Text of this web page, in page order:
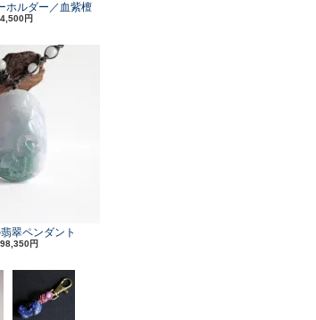
ホルダー／血紫檀
4,500円
翠ペンダント
円